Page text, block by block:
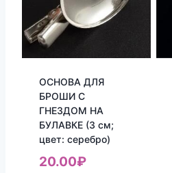
ОСНОВА ДЛЯ
БРОШИ С
ГНЕЗДОМ НА
БУЛАВКЕ (3 см;
цвет: серебро)
20.00₽